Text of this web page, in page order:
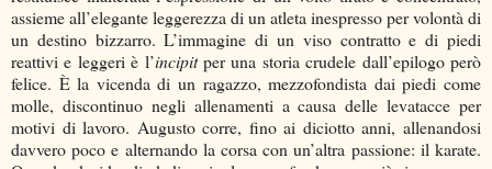
assieme all’elegante leggerezza di un atleta inespresso per volontà di
un destino bizzarro. L’immagine di un viso contratto e di piedi
reattivi e leggeri è l’incipitper una storia crudele dall’epilogo però
felice. È la vicenda di un ragazzo, mezzofondista dai piedi come
molle, discontinuo negli allenamenti a causa delle levatacce per
motivi di lavoro. Augusto corre, fino ai diciotto anni, allenandosi
davvero poco e alternando la corsa con un’altra passione: il karate.